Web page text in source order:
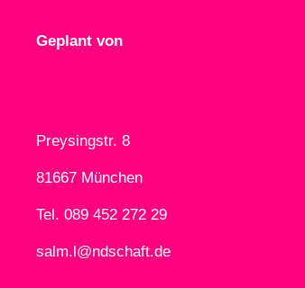
Geplant von
Preysingstr. 8
81667 München
Tel. 089 452 272 29
salm.l@ndschaft.de